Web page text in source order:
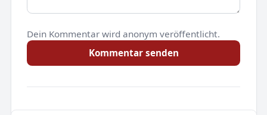
Dein Kommentar wird anonym veröffentlicht.
Kommentar senden